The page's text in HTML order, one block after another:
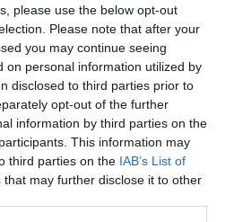
please use the below opt-out
Please note that after your
you may continue seeing
on personal information utilized by
disclosed to third parties prior to
opt-out of the further
information by third parties on the
This information may
third parties on the IAB’s List of
that may further disclose it to other
εκδηλώσεις του ΚΠΙΣΝ
ελεύθερη είσοδο χάρη στην
Ιδρύματος Σταύρος Νιάρχος
θα υπάρχει
στο στάδιο «Γ.
προς και από το ΚΠΙΣΝ με
ροή.